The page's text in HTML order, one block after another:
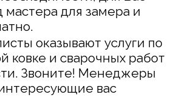
мастера для замера и
оказывают услуги по
ковке и сварочных работ
Звоните! Менеджеры
вас